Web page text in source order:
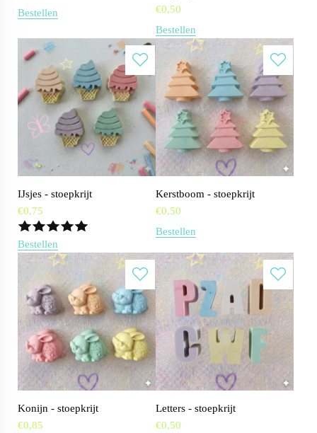
Bestellen
€0,50
Bestellen
IJsjes - stoepkrijt
€0,75
Bestellen
Kerstboom - stoepkrijt
€0,50
Bestellen
Konijn - stoepkrijt
€0,85
Letters - stoepkrijt
€0,50